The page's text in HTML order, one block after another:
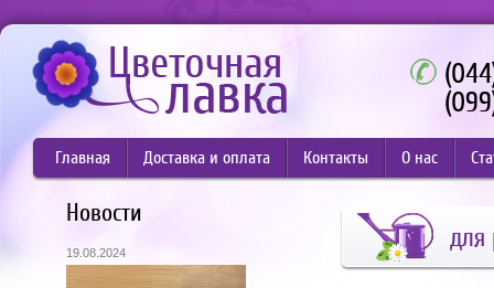
Главная Доставка и оплата Контакты О нас
Новости
19.08.2024
для